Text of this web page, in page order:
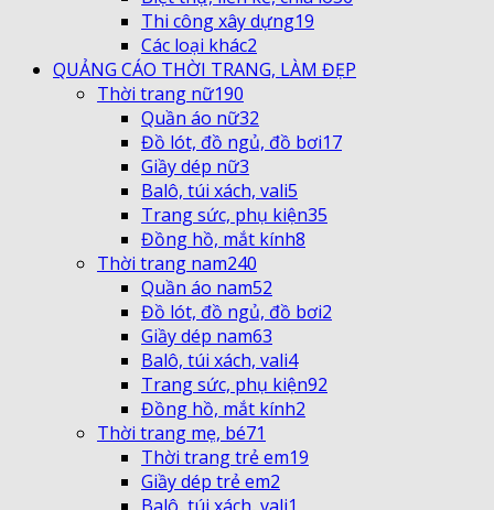
Thi công xây dựng19
Các loại khác2
QUẢNG CÁO THỜI TRANG, LÀM ĐẸP
Thời trang nữ190
Quần áo nữ32
Đồ lót, đồ ngủ, đồ bơi17
Giầy dép nữ3
Balô, túi xách, vali5
Trang sức, phụ kiện35
Đồng hồ, mắt kính8
Thời trang nam240
Quần áo nam52
Đồ lót, đồ ngủ, đồ bơi2
Giầy dép nam63
Balô, túi xách, vali4
Trang sức, phụ kiện92
Đồng hồ, mắt kính2
Thời trang mẹ, bé71
Thời trang trẻ em19
Giầy dép trẻ em2